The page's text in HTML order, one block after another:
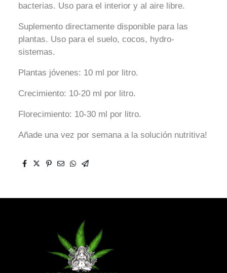
bacterias. Uso para el interior y al aire libre.
Suplemento directamente disponible para las
plantas. Uso para el suelo, cocos, hydro-
sistemas.
Plantas jóvenes: 10 ml por litro.
Crecimiento: 10-20 ml por litro.
Florecimiento: 10-30 ml por litro.
Añade una vez por semana a la solución nutritiva!